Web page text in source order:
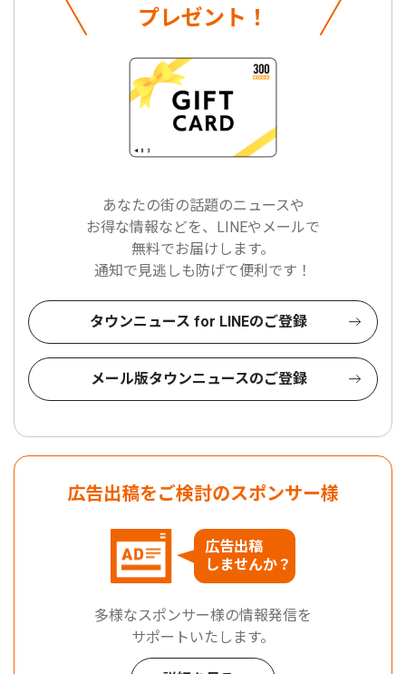
プレゼント！
あなたの街の話題のニュースや
お得な情報などを、LINEやメールで
無料でお届けします。
通知で見逃しも防げて便利です！
タウンニュース for LINEのご登録
メール版タウンニュースのご登録
広告出稿をご検討のスポンサー様
広告出稿
しませんか？
多様なスポンサー様の情報発信を
サポートいたします。